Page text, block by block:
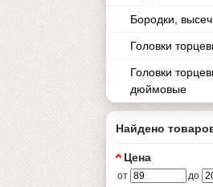
Бородки,
Головки
Головки
дюймовые
Найдено
Цена
от до